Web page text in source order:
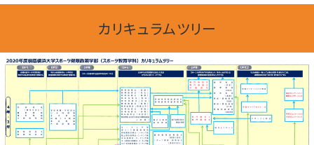
カリキュラムツリー